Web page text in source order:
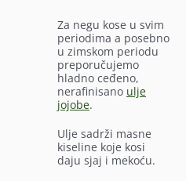
Za negu kose u svim
periodima a posebno
u zimskom periodu
preporučujemo
hladno ceđeno,
nerafinisano ulje
jojobe.
Ulje sadrži masne
kiseline koje kosi
daju sjaj i mekoću.